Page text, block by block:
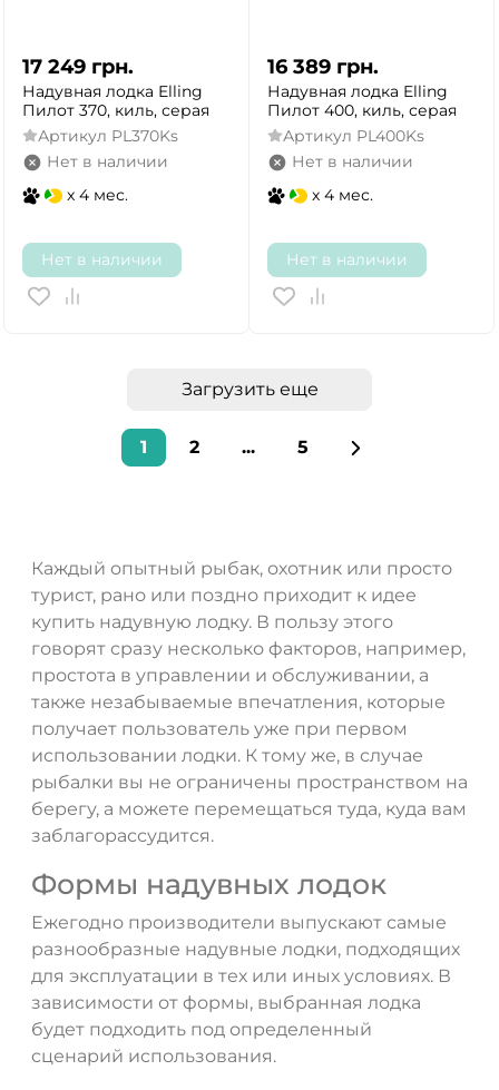
17 249 грн.
Надувная лодка Elling
Пилот 370, киль, серая
Артикул PL370Ks
Нет в наличии
x 4 мес.
Нет в наличии
16 389 грн.
Надувная лодка Elling
Пилот 400, киль, серая
Артикул PL400Ks
Нет в наличии
x 4 мес.
Нет в наличии
Загрузить еще
1 2 ... 5
Каждый опытный рыбак, охотник или просто
турист, рано или поздно приходит к идее
купить надувную лодку. В пользу этого
говорят сразу несколько факторов, например,
простота в управлении и обслуживании, а
также незабываемые впечатления, которые
получает пользователь уже при первом
использовании лодки. К тому же, в случае
рыбалки вы не ограничены пространством на
берегу, а можете перемещаться туда, куда вам
заблагорассудится.
Формы надувных лодок
Ежегодно производители выпускают самые
разнообразные надувные лодки, подходящих
для эксплуатации в тех или иных условиях. В
зависимости от формы, выбранная лодка
будет подходить под определенный
сценарий использования.